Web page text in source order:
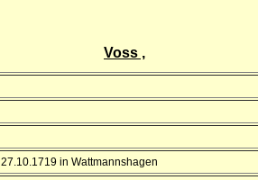
Voss ,
27.10.1719 in Wattmannshagen